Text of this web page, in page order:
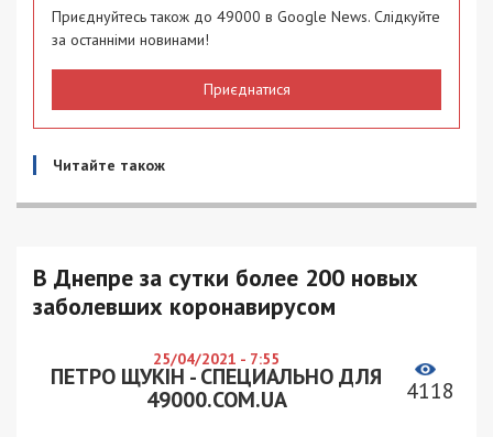
Приєднуйтесь також до 49000 в Google News. Слідкуйте
за останніми новинами!
Приєднатися
Читайте також
В Днепре за сутки более 200 новых
заболевших коронавирусом
25/04/2021 - 7:55
ПЕТРО ЩУКІН - СПЕЦИАЛЬНО ДЛЯ
49000.COM.UA
4118